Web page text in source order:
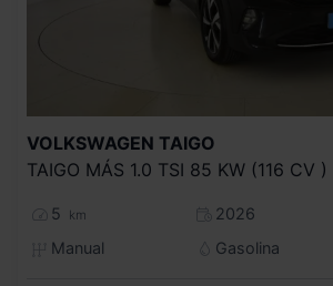
VOLKSWAGEN TAIGO
5 km
2026
Manual
Gasolina